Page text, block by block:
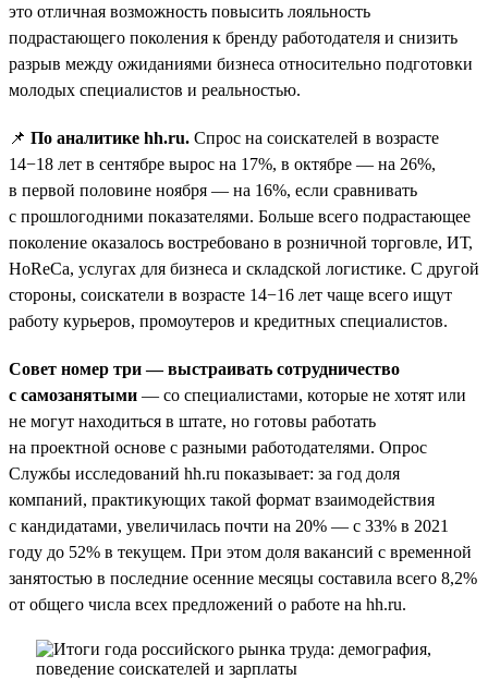
это отличная возможность повысить лояльность
подрастающего поколения к бренду работодателя и снизить
разрыв между ожиданиями бизнеса относительно подготовки
молодых специалистов и реальностью.
📌 По аналитике hh.ru. Спрос на соискателей в возрасте
14−18 лет в сентябре вырос на 17%, в октябре — на 26%,
в первой половине ноября — на 16%, если сравнивать
с прошлогодними показателями. Больше всего подрастающее
поколение оказалось востребовано в розничной торговле, ИТ,
HoReCa, услугах для бизнеса и складской логистике. С другой
стороны, соискатели в возрасте 14−16 лет чаще всего ищут
работу курьеров, промоутеров и кредитных специалистов.
Совет номер три — выстраивать сотрудничество
с самозанятыми — со специалистами, которые не хотят или
не могут находиться в штате, но готовы работать
на проектной основе с разными работодателями. Опрос
Службы исследований hh.ru показывает: за год доля
компаний, практикующих такой формат взаимодействия
с кандидатами, увеличилась почти на 20% — с 33% в 2021
году до 52% в текущем. При этом доля вакансий с временной
занятостью в последние осенние месяцы составила всего 8,2%
от общего числа всех предложений о работе на hh.ru.